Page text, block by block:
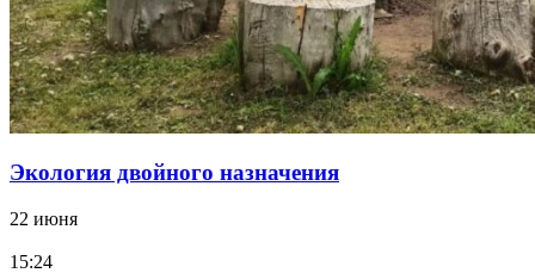
Экология двойного назначения
22 июня
15:24